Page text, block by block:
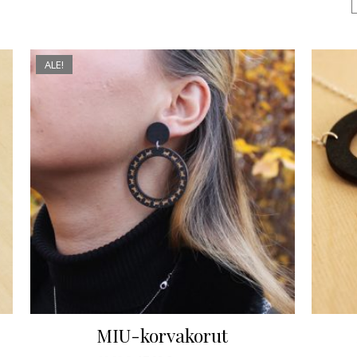
ALE!
MIU-korvakorut